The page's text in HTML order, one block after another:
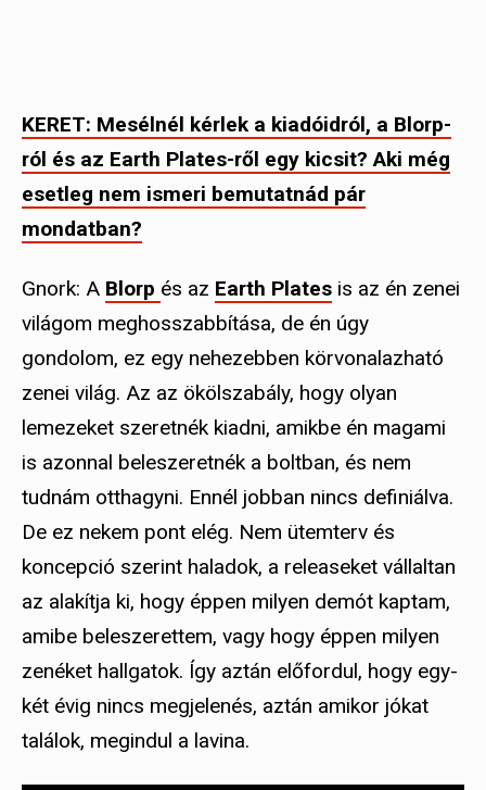
KERET: Mesélnél kérlek a kiadóidról, a Blorp-
ról és az Earth Plates-ről egy kicsit? Aki még
esetleg nem ismeri bemutatnád pár
mondatban?
Gnork: A Blorp és az Earth Plates is az én zenei
világom meghosszabbítása, de én úgy
gondolom, ez egy nehezebben körvonalazható
zenei világ. Az az ökölszabály, hogy olyan
lemezeket szeretnék kiadni, amikbe én magami
is azonnal beleszeretnék a boltban, és nem
tudnám otthagyni. Ennél jobban nincs definiálva.
De ez nekem pont elég. Nem ütemterv és
koncepció szerint haladok, a releaseket vállaltan
az alakítja ki, hogy éppen milyen demót kaptam,
amibe beleszerettem, vagy hogy éppen milyen
zenéket hallgatok. Így aztán előfordul, hogy egy-
két évig nincs megjelenés, aztán amikor jókat
találok, megindul a lavina.